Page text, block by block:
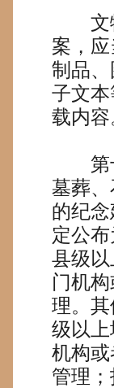
文物
案，
制品
子文
载内容
第
墓葬
的纪
定公
县级
门机
理。
级以
机构
管理；